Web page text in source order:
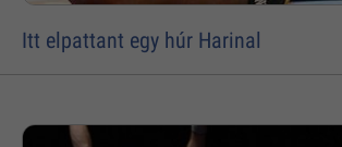
Itt elpattant egy húr Harinal